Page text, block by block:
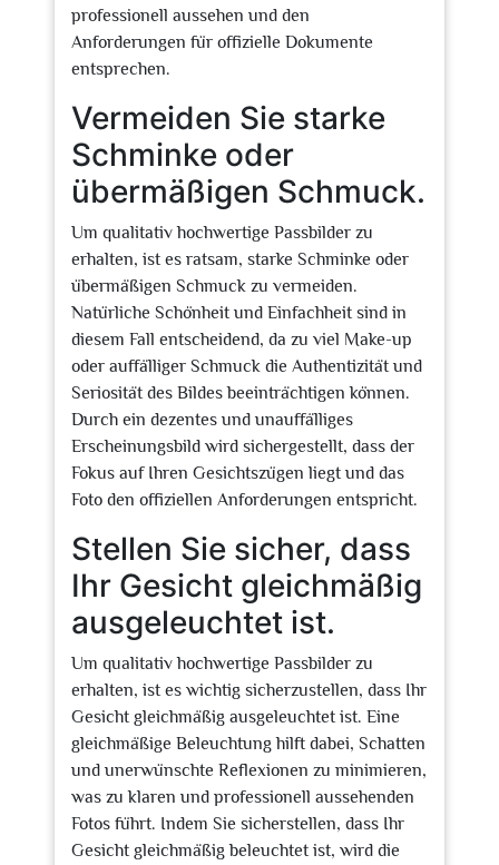
professionell aussehen und den
Anforderungen für offizielle Dokumente
entsprechen.
Vermeiden Sie starke
Schminke oder
übermäßigen Schmuck.
Um qualitativ hochwertige Passbilder zu
erhalten, ist es ratsam, starke Schminke oder
übermäßigen Schmuck zu vermeiden.
Natürliche Schönheit und Einfachheit sind in
diesem Fall entscheidend, da zu viel Make-up
oder auffälliger Schmuck die Authentizität und
Seriosität des Bildes beeinträchtigen können.
Durch ein dezentes und unauffälliges
Erscheinungsbild wird sichergestellt, dass der
Fokus auf Ihren Gesichtszügen liegt und das
Foto den offiziellen Anforderungen entspricht.
Stellen Sie sicher, dass
Ihr Gesicht gleichmäßig
ausgeleuchtet ist.
Um qualitativ hochwertige Passbilder zu
erhalten, ist es wichtig sicherzustellen, dass Ihr
Gesicht gleichmäßig ausgeleuchtet ist. Eine
gleichmäßige Beleuchtung hilft dabei, Schatten
und unerwünschte Reflexionen zu minimieren,
was zu klaren und professionell aussehenden
Fotos führt. Indem Sie sicherstellen, dass Ihr
Gesicht gleichmäßig beleuchtet ist, wird die